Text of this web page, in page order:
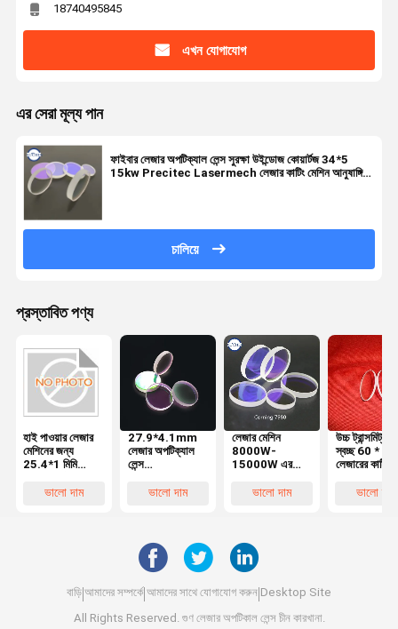
18740495845
এখন যোগাযোগ
এর সেরা মূল্য পান
ফাইবার লেজার অপটিক্যাল লেন্স সুরক্ষা উইন্ডোজ কোয়ার্টজ 34*5
15kw Precitec Lasermech লেজার কাটিং মেশিন আনুষাঙ্গিক
চালিয়ে
প্রস্তাবিত পণ্য
হাই পাওয়ার লেজার
মেশিনের জন্য
25.4*1 মিমি
লেন্স 7980
ভালো দাম
27.9*4.1mm
লেজার অপটিক্যাল
লেন্স
লেজার হেডের জন্য
ভালো দাম
লেজার মেশিন
8000W-
15000W এর
কর্নিং 7980
ভালো দাম
উচ্চ ট্রান্সমিট্যান্স
স্বচ্ছ 60 * 3
লেজারের কাটিং
ভালো দাম
বাড়ি আমাদের সম্পর্কে আমাদের সাথে যোগাযোগ করুন Desktop Site
All Rights Reserved. গুণ লেজার অপটিকাল লেন্স চীন কারখানা.